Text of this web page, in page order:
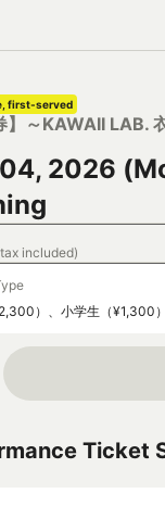
first-served
】～KAWAII LAB.
2026
included)
）、小学生（¥1,300）
Ticket